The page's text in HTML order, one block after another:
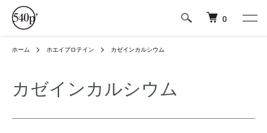
0
ホーム ホエイプロテイン カゼインカルシウム
カゼインカルシウム